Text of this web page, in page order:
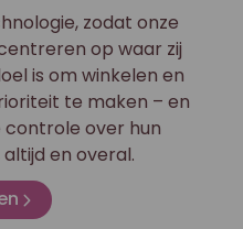
zodat onze
op waar zij
is om winkelen en
te maken – en
over hun
en overal.